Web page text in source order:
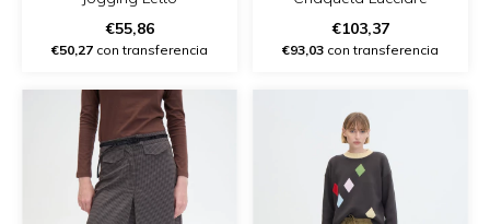
€55,86
€50,27 con transferencia
€103,37
€93,03 con transferencia